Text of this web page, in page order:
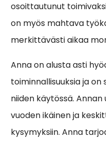
osoittautunut
on myös mahtava
merkittävästi aikaa
Anna on alusta asti
toiminnallisuuksia ja
niiden käytössä. Annan
vuoden ikäinen ja
kysymyksiin. Anna